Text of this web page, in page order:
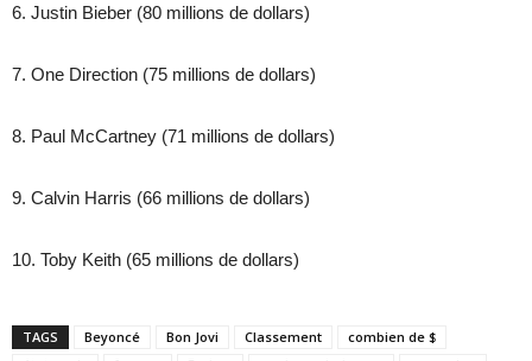
6. Justin Bieber (80 millions de dollars)
7. One Direction (75 millions de dollars)
8. Paul McCartney (71 millions de dollars)
9. Calvin Harris (66 millions de dollars)
10. Toby Keith (65 millions de dollars)
TAGS Beyoncé Bon Jovi Classement
combien de $